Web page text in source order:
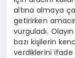
altına almaya
getirirken
vurguladı.
bazı kişilerin
verdiklerini